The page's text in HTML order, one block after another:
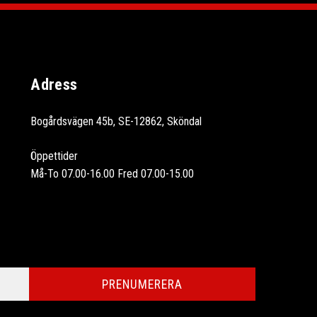
Adress
Bogårdsvägen 45b, SE-12862, Sköndal
Öppettider
Må-To 07.00-16.00 Fred 07.00-15.00
PRENUMERERA